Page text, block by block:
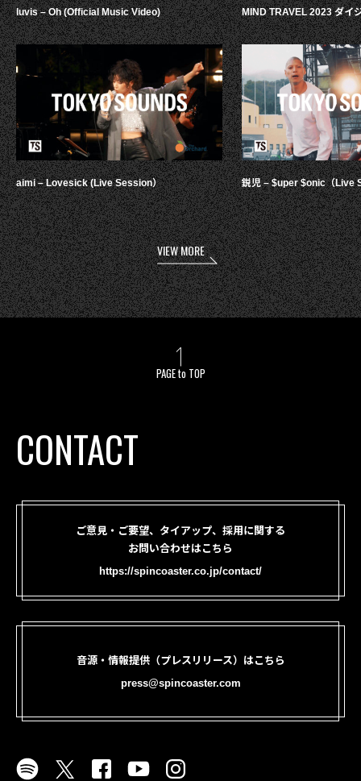
luvis – Oh (Official Music Video)
aimi – Lovesick (Live Session）
MIND TRAVEL 2023 ダイ
鋭児 – $uper $onic（Live
VIEW MORE
PAGE to TOP
CONTACT
ご意見・ご要望、タイアップ、採用に関する
お問い合わせはこちら
https://spincoaster.co.jp/contact/
音源・情報提供（プレスリリース）はこちら
press@spincoaster.com